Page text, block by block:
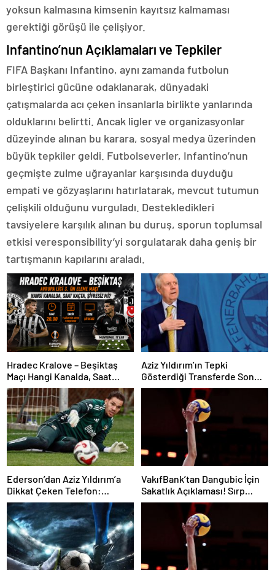
yoksun kalmasına kimsenin kayıtsız kalmaması
gerektiği görüşü ile çelişiyor.
Infantino’nun Açıklamaları ve Tepkiler
FIFA Başkanı Infantino, aynı zamanda futbolun
birleştirici gücüne odaklanarak, dünyadaki
çatışmalarda acı çeken insanlarla birlikte yanlarında
olduklarını belirtti. Ancak ligler ve organizasyonlar
düzeyinde alınan bu karara, sosyal medya üzerinden
büyük tepkiler geldi. Futbolseverler, Infantino’nun
geçmişte zulme uğrayanlar karşısında duyduğu
empati ve gözyaşlarını hatırlatarak, mevcut tutumun
çelişkili olduğunu vurguladı. Destekledikleri
tavsiyelere karşılık alınan bu duruş, sporun toplumsal
etkisi veresponsibility’yi sorgulatarak daha geniş bir
tartışmanın kapılarını araladı.
Hradec Kralove – Beşiktaş
Maçı Hangi Kanalda, Saat
Kaçta, Şifresiz Mi?
Aziz Yıldırım’ın Tepki
Gösterdiği Transferde Son
Durum! Oyuncunun Geleceği
Ederson’dan Aziz Yıldırım’a
Dikkat Çeken Telefon:
“Fenerbahçe’de Kalmak
İstiyorum” Mesajı
VakıfBank’tan Dangubic İçin
Sakatlık Açıklaması! Sırp
Yıldız Ameliyat Olacak